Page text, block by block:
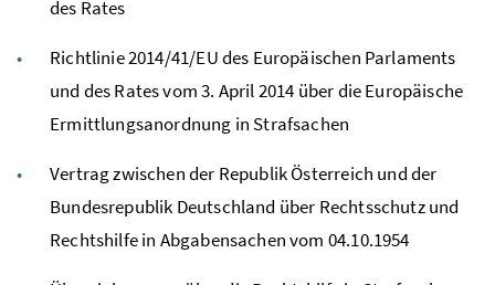
des Rates
Richtlinie 2014/41/EU des Europäischen Parlaments
und des Rates vom 3. April 2014 über die Europäische
Ermittlungsanordnung in Strafsachen
Vertrag zwischen der Republik Österreich und der
Bundesrepublik Deutschland über Rechtsschutz und
Rechtshilfe in Abgabensachen vom 04.10.1954